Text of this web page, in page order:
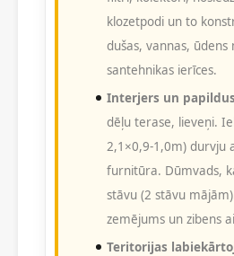
klozetpodi un to
dušas, vannas, ūdens
santehnikas ierīces.
Interjers un
dēļu terase, lieveņi.
2,1×0,9-1,0m) durvju
furnitūra. Dūmvads,
stāvu (2 stāvu
zemējums un zibens
Teritorijas